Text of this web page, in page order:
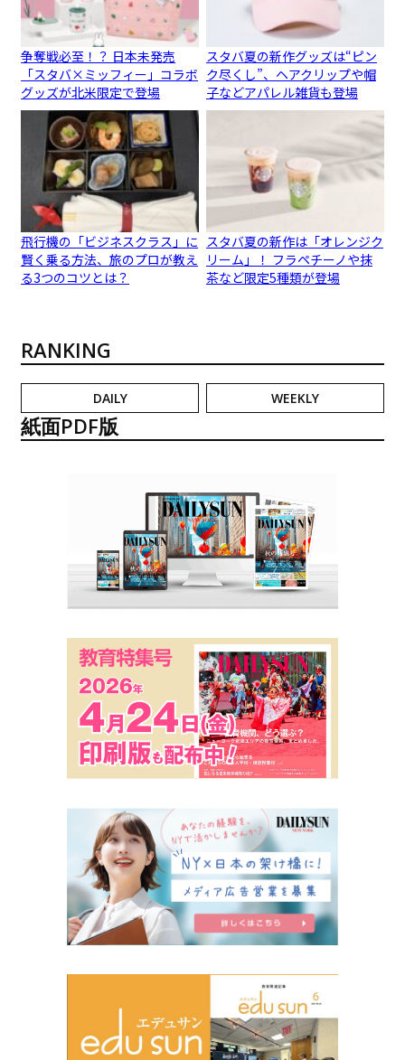
争奪戦必至！？ 日本未発売
「スタバ×ミッフィー」コラボ
グッズが北米限定で登場
スタバ夏の新作グッズは“ピン
ク尽くし”、ヘアクリップや帽
子などアパレル雑貨も登場
飛行機の「ビジネスクラス」に
賢く乗る方法、旅のプロが教え
る3つのコツとは？
スタバ夏の新作は「オレンジク
リーム」！ フラペチーノや抹
茶など限定5種類が登場
RANKING
DAILY WEEKLY
紙面PDF版